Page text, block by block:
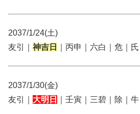
2037/1/24(土)
友引｜ 神吉日 ｜丙申｜六白｜危｜氏
2037/1/30(金)
友引｜ 大明日 ｜壬寅｜三碧｜除｜牛